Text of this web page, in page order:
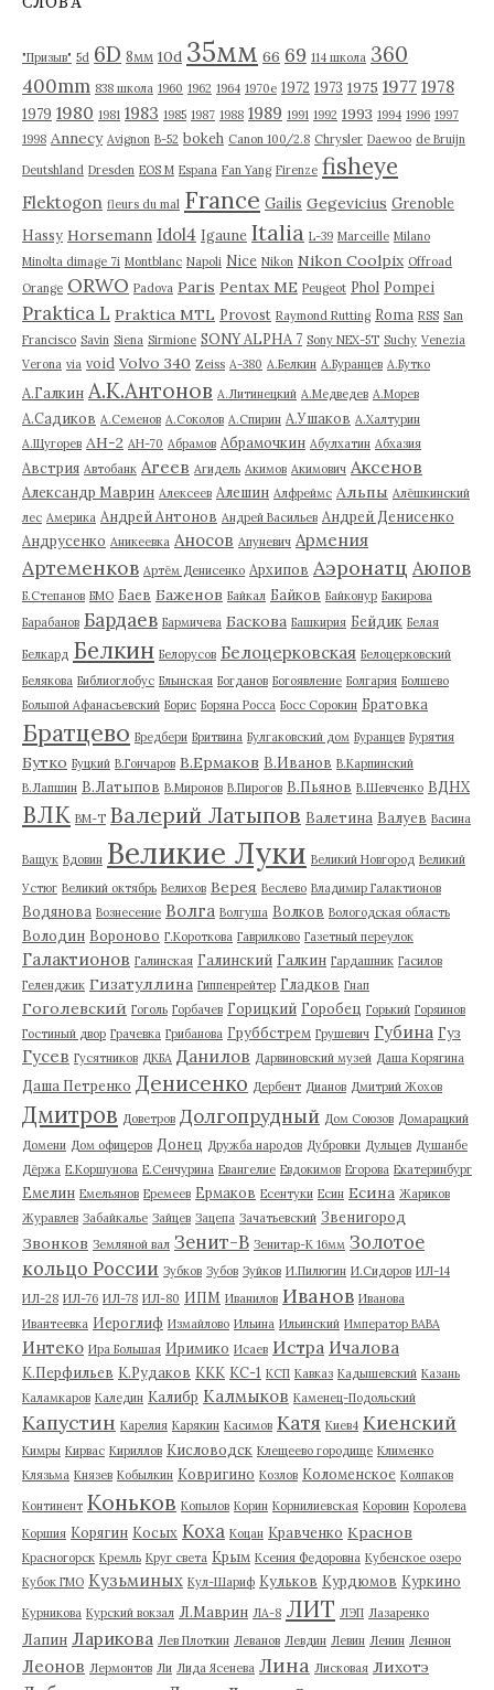
"Призыв" 5d 6D 8мм 10d 35мм 66 69 114 школа 360
400mm 838 школа 1960 1962 1964 1970е 1972 1973 1975 1977 1978
1979 1980 1981 1983 1985 1987 1988 1989 1991 1992 1993 1994 1996 1997
1998 Annecy Avignon B-52 bokeh Canon 100/2.8 Chrysler Daewoo de Bruijn
Deutshland Dresden EOS M Espana Fan Yang Firenze fisheye
Flektogon fleurs du mal France Gailis Gegevicius Grenoble
Hassy Horsemann Idol4 Igaune Italia L-39 Marceille Milano
Minolta dimage 7i Montblanc Napoli Nice Nikon Nikon Coolpix Offroad
Orange ORWO Padova Paris Pentax ME Peugeot Phol Pompei
Praktica L Praktica MTL Provost Raymond Rutting Roma RSS San
Francisco Savin Siena Sirmione SONY ALPHA 7 Sony NEX-5T Suchy Venezia
Verona via void Volvo 340 Zeiss А-380 А.Белкин А.Буранцев А.Бутко
А.Галкин А.К.Антонов А.Литинецкий А.Медведев А.Морев
А.Садиков А.Семенов А.Соколов А.Спирин А.Ушаков А.Халтурин
А.Щугорев АН-2 АН-70 Абрамов Абрамочкин Абулхатин Абхазия
Австрия Автобанк Агеев Агидель Акимов Акимович Аксенов
Александр Маврин Алексеев Алешин Алфреймс Альпы Алёшкинский
лес Америка Андрей Антонов Андрей Васильев Андрей Денисенко
Андрусенко Аникеевка Аносов Апуневич Армения
Артеменков Артём Денисенко Архипов Аэронатц Аюпов
Б.Степанов БМО Баев Баженов Байкал Байков Байконур Бакирова
Барабанов Бардаев Бармичева Баскова Башкирия Бейдик Белая
Белкард Белкин Белорусов Белоцерковская Белоцерковский
Белякова Библиоглобус Блынская Богданов Богоявление Болгария Болшево
Большой Афанасьевский Борис Боряна Росса Босс Сорокин Братовка
Братцево Бредбери Бритвина Булгаковский дом Буранцев Бурятия
Бутко Буцкий В.Гончаров В.Ермаков В.Иванов В.Карпинский
В.Лапшин В.Латыпов В.Миронов В.Пирогов В.Пьянов В.Шевченко ВДНХ
ВЛК ВМ-Т Валерий Латыпов Валетина Валуев Васина
Ващук Вдовин Великие Луки Великий Новгород Великий
Устюг Великий октябрь Велихов Верея Веслево Владимир Галактионов
Водянова Вознесение Волга Волгуша Волков Вологодская область
Володин Вороново Г.Короткова Гаврилково Газетный переулок
Галактионов Галинская Галинский Галкин Гардашник Гасилов
Геленджик Гизатуллина Гиппенрейтер Гладков Гнап
Гоголевский Гоголь Горбачев Горицкий Горобец Горький Горяинов
Гостиный двор Грачевка Грибанова Груббстрем Грушевич Губина Гуз
Гусев Гусятников ДКБА Данилов Дарвиновский музей Даша Корягина
Даша Петренко Денисенко Дербент Дианов Дмитрий Жохов
Дмитров Доветров Долгопрудный Дом Союзов Домарацкий
Домени Дом офицеров Донец Дружба народов Дубровки Дульцев Душанбе
Дёржа Е.Коршунова Е.Сенчурина Евангелие Евдокимов Егорова Екатеринбург
Емелин Емельянов Еремеев Ермаков Есентуки Есин Есина Жариков
Журавлев Забайкалье Зайцев Зацепа Зачатьевский Звенигород
Звонков Земляной вал Зенит-В Зенитар-К 16мм Золотое
кольцо России Зубков Зубов Зуйков И.Пилюгин И.Сидоров ИЛ-14
ИЛ-28 ИЛ-76 ИЛ-78 ИЛ-80 ИПМ Иванилов Иванов Иванова
Ивантеевка Иероглиф Измайлово Ильина Ильинский Император ВАВА
Интеко Ира Большая Иримико Исаев Истра Ичалова
К.Перфильев К.Рудаков ККК КС-1 КСП Кавказ Кадышевский Казань
Каламкаров Каледин Калибр Калмыков Каменец-Подольский
Капустин Карелия Карякин Касимов Катя Киев4 Киенский
Кимры Кирвас Кириллов Кисловодск Клещеево городище Клименко
Клязьма Князев Кобылкин Ковригино Козлов Коломенское Колпаков
Континент Коньков Копылов Корин Корнилиевская Коровин Королева
Коршия Корягин Косых Коха Коцан Кравченко Краснов
Красногорск Кремль Круг света Крым Ксения Федоровна Кубенское озеро
Кубок ГМО Кузьминых Кул-Шариф Кульков Курдюмов Куркино
Курникова Курский вокзал Л.Маврин ЛА-8 ЛИТ ЛЭП Лазаренко
Лапин Ларикова Лев Плоткин Леванов Левдин Левин Ленин Леннон
Леонов Лермонтов Ли Лида Ясенева Лина Лисковая Лихотэ